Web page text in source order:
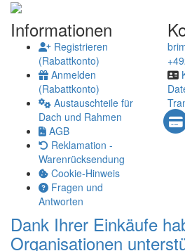
Informationen
Registrieren
(Rabattkonto)
Anmelden
(Rabattkonto)
Austauschteile für
Dach und Rahmen
AGB
Reklamation -
Warenrücksendung
Cookie-Hinweis
Fragen und
Antworten
Dank Ihrer Einkäufe
Organisationen